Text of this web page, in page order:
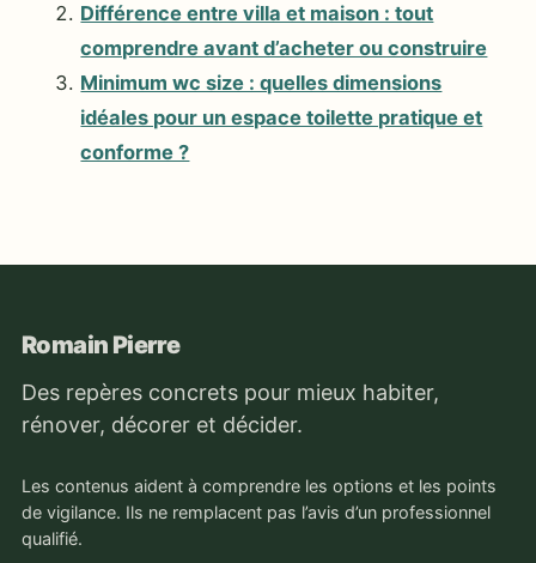
Différence entre villa et maison : tout
comprendre avant d’acheter ou construire
Minimum wc size : quelles dimensions
idéales pour un espace toilette pratique et
conforme ?
Romain Pierre
Des repères concrets pour mieux habiter,
rénover, décorer et décider.
Les contenus aident à comprendre les options et les points
de vigilance. Ils ne remplacent pas l’avis d’un professionnel
qualifié.